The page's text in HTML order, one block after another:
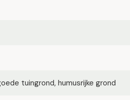
tuingrond, humusrijke grond